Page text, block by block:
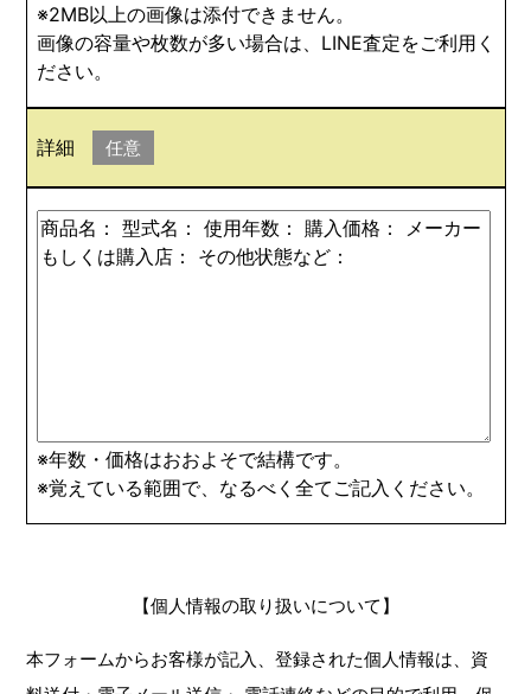
※2MB以上の画像は添付できません。
画像の容量や枚数が多い場合は、LINE査定をご利用く
ださい。
詳細 任意
※年数・価格はおおよそで結構です。
※覚えている範囲で、なるべく全てご記入ください。
【個人情報の取り扱いについて】
本フォームからお客様が記入、登録された個人情報は、資